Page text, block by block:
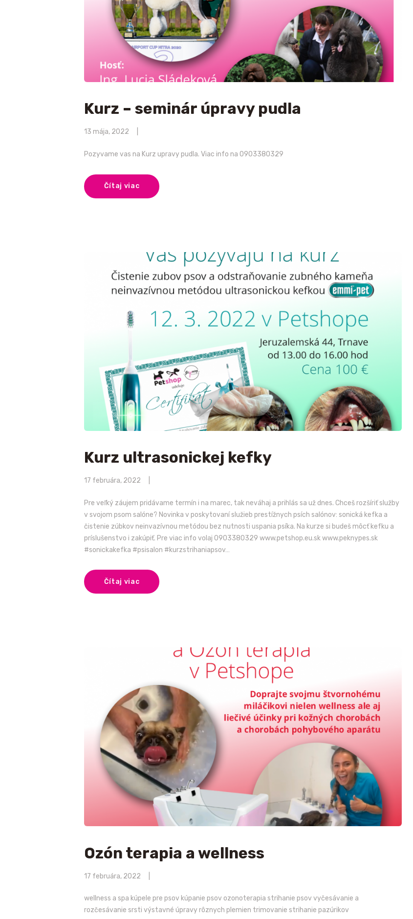
Kurz – seminár úpravy pudla
13 mája, 2022
Pozyvame vas na Kurz upravy pudla. Viac info na 0903380329
Čítaj viac
Kurz ultrasonickej kefky
17 februára, 2022
Pre veľký záujem pridávame termín i na marec, tak neváhaj a prihlás sa už dnes. Chceš rozšíriť služby
v svojom psom salóne? Novinka v poskytovaní služieb prestížnych psích salónov: sonická kefka a
čistenie zúbkov neinvazívnou metódou bez nutnosti uspania psíka. Na kurze si budeš môcť kefku a
príslušenstvo i zakúpiť. Pre viac info volaj 0903380329 www.petshop.eu.sk www.peknypes.sk
#sonickakefka #psisalon #kurzstrihaniapsov…
Čítaj viac
Ozón terapia a wellness
17 februára, 2022
wellness a spa kúpele pre psov kúpanie psov ozonoterapia strihanie psov vyčesávanie a
rozčesávanie srsti výstavné úpravy rôznych plemien trimovanie strihanie pazúrikov